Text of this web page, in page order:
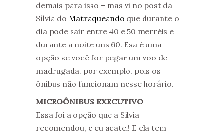
demais para isso – mas vi no post da
Sílvia do Matraqueando que durante o
dia pode sair entre 40 e 50 merréis e
durante a noite uns 60. Esa é uma
opção se você for pegar um voo de
madrugada. por exemplo, pois os
ônibus não funcionam nesse horário.
MICROÔNIBUS EXECUTIVO
Essa foi a opção que a Sílvia
recomendou, e eu acatei! E ela tem